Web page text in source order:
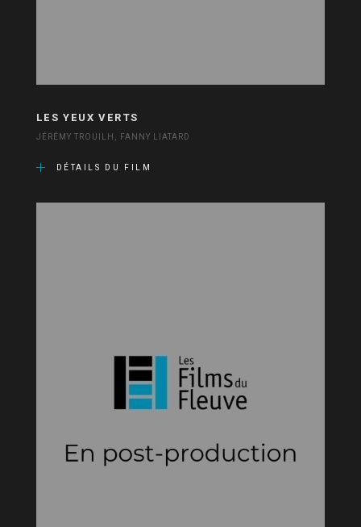
LES YEUX VERTS
JÉRÉMY TROUILH, FANNY LIATARD
DÉTAILS DU FILM